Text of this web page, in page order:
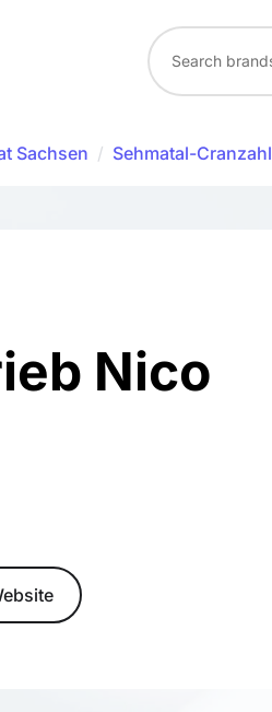
Sachsen / Sehmatal-Cranzahl
Nico